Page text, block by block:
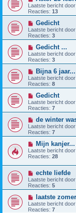
Laatste bericht door
Reacties: 13
Gedicht
Laatste bericht door
Reacties: 3
Gedicht ...
Laatste bericht door
Reacties: 3
Bijna 6 jaar...
Laatste bericht door
Reacties: 8
Gedicht
Laatste bericht door
Reacties: 7
de winter
Laatste bericht door
Reacties: 7
Mijn kanjer...
Laatste bericht door
Reacties: 28
echte liefde
Laatste bericht door
Reacties: 5
laatste zomer
Laatste bericht door
Reacties: 7